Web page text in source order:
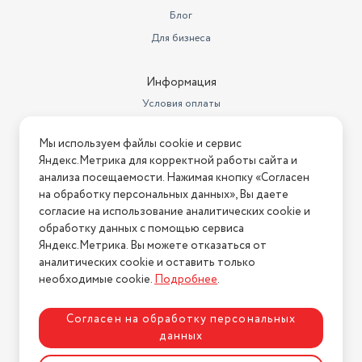
Блог
Для бизнеса
Информация
Условия оплаты
Условия возврата
Нашли ошибку на сайте? Напишите нам
2026 © Интернет-магазин "АстМаркет". У нас есть всё!
Политика конфиденциальности
Разработка сайтаASTDESIGN
Мы используем файлы cookie и сервис
Яндекс.Метрика для корректной работы сайта и
анализа посещаемости. Нажимая кнопку «Согласен
на обработку персональных данных», Вы даете
согласие на использование аналитических cookie и
обработку данных с помощью сервиса
Яндекс.Метрика. Вы можете отказаться от
аналитических cookie и оставить только
необходимые cookie.Подробнее.
Согласен на обработку персональных
данных